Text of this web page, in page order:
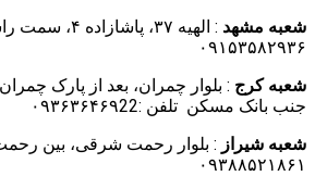
شعبه مشهد
: الهیه ۳۷،
۰۹۱۵۳۵۸۲۹۳۶
شعبه کرج
جنب بانک مسکن تلفن :۰۹۳۶۳۶۴۶۹22
شعبه شیراز
۰۹۳۸۸۵۲۱۸۶۱